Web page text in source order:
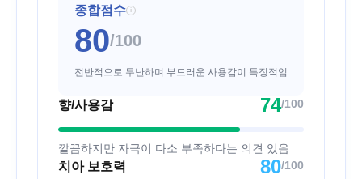
종합점수 i
80/100
전반적으로 무난하며 부드러운 사용감이 특징적임
향/사용감 74/100
깔끔하지만 자극이 다소 부족하다는 의견 있음
치아 보호력 80/100